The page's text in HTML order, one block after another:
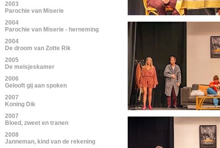
2003
Parochie van Miserie
2004
Parochie van Miserie - herneming
2004
De droom van Zotte Rik
2005
De meisjeskamer
2006
Gelooft gij aan spoken
2007
Koning Dik
2007
Bloed, zweet en tranen
2008
Janneman, kind van de rekening